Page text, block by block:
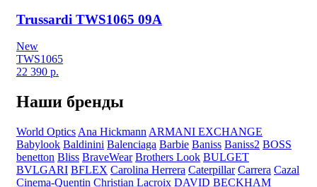
Trussardi TWS1065 09A
New
TWS1065
22 390 р.
Наши бренды
World Optics Ana Hickmann ARMANI EXCHANGE
Babylook Baldinini Balenciaga Barbie Baniss Baniss2 BOSS
benetton Bliss BraveWear Brothers Look BULGET
BVLGARI BFLEX Carolina Herrera Caterpillar Carrera Cazal
Cinema-Quentin Christian Lacroix DAVID BECKHAM